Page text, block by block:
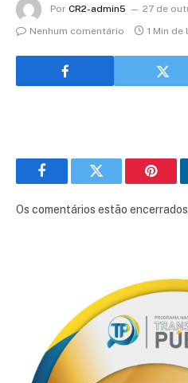
Por CR2-admin5
27 de
Nenhum comentário
1 Min de
FacebookTwitter
Os comentários estão